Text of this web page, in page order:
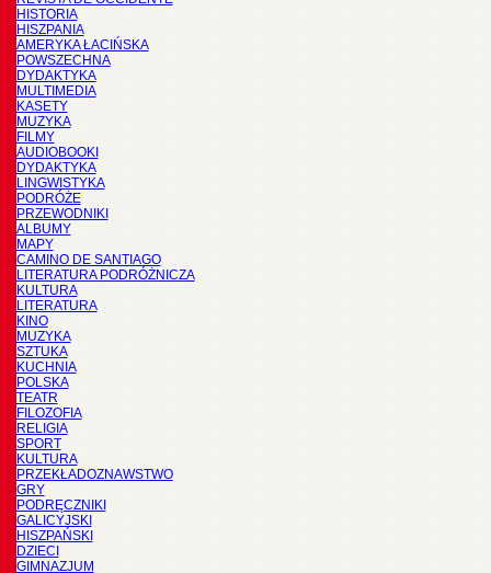
HISTORIA
HISZPANIA
AMERYKA ŁACIŃSKA
POWSZECHNA
DYDAKTYKA
MULTIMEDIA
KASETY
MUZYKA
FILMY
AUDIOBOOKI
DYDAKTYKA
LINGWISTYKA
PODRÓŻE
PRZEWODNIKI
ALBUMY
MAPY
CAMINO DE SANTIAGO
LITERATURA PODRÓŻNICZA
KULTURA
LITERATURA
KINO
MUZYKA
SZTUKA
KUCHNIA
POLSKA
TEATR
FILOZOFIA
RELIGIA
SPORT
KULTURA
PRZEKŁADOZNAWSTWO
GRY
PODRĘCZNIKI
GALICYJSKI
HISZPAŃSKI
DZIECI
GIMNAZJUM